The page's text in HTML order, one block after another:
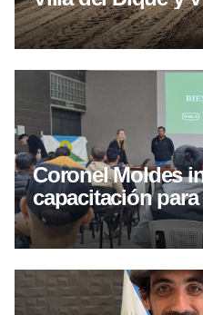
más del 50% de
Coronel Moldes
capacitación
de máquinas